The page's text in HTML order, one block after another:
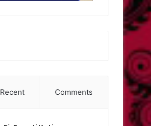
Recent Comments